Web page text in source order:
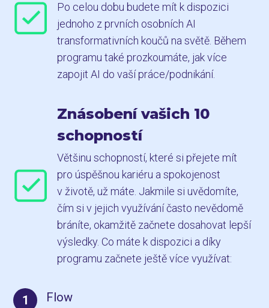
Po celou dobu budete mít k dispozici
jednoho z prvních osobních AI
transformativních koučů na světě. Během
programu také prozkoumáte, jak více
zapojit AI do vaší práce/podnikání.
Znásobení vašich 10
schopností
Většinu schopností, které si přejete mít
pro úspěšnou kariéru a spokojenost
v životě, už máte. Jakmile si uvědomíte,
čím si v jejich využívání často nevědomě
bráníte, okamžitě začnete dosahovat lepší
výsledky. Co máte k dispozici a díky
programu začnete ještě více využívat:
1 Flow